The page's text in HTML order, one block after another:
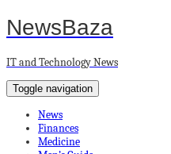
NewsBaza
IT and Technology News
Toggle navigation
News
Finances
Medicine